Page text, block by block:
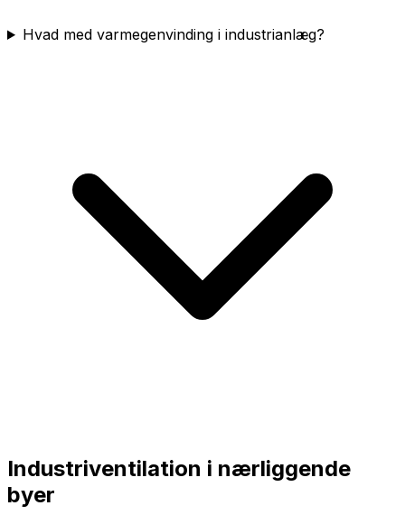
Hvad med varmegenvinding i industrianlæg?
Industriventilation i nærliggende
byer